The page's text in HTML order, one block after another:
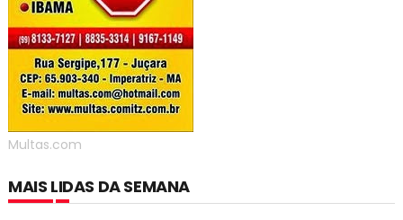
Multas.com
MAIS LIDAS DA SEMANA